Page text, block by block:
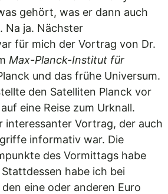
gehört, was er dann auch
Na ja. Nächster
für mich der Vortrag von Dr.
Max-Planck-Institut für
und das frühe Universum.
den Satelliten Planck vor
eine Reise zum Urknall.
interessanter Vortrag, der auch
informativ war. Die
des Vormittags habe
habe ich bei
eine oder anderen Euro